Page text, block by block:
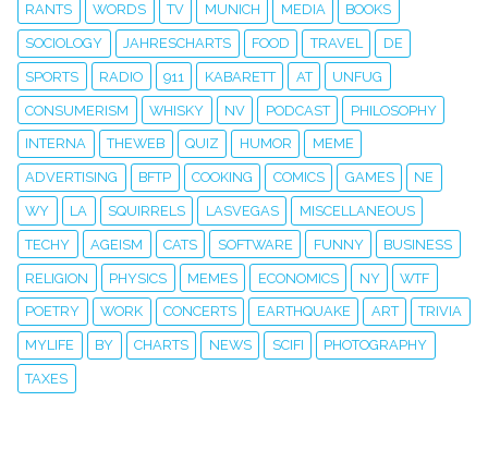
RANTS WORDS TV MUNICH MEDIA BOOKS
SOCIOLOGY JAHRESCHARTS FOOD TRAVEL DE
SPORTS RADIO 911 KABARETT AT UNFUG
CONSUMERISM WHISKY NV PODCAST PHILOSOPHY
INTERNA THEWEB QUIZ HUMOR MEME
ADVERTISING BFTP COOKING COMICS GAMES NE
WY LA SQUIRRELS LASVEGAS MISCELLANEOUS
TECHY AGEISM CATS SOFTWARE FUNNY BUSINESS
RELIGION PHYSICS MEMES ECONOMICS NY WTF
POETRY WORK CONCERTS EARTHQUAKE ART TRIVIA
MYLIFE BY CHARTS NEWS SCIFI PHOTOGRAPHY
TAXES